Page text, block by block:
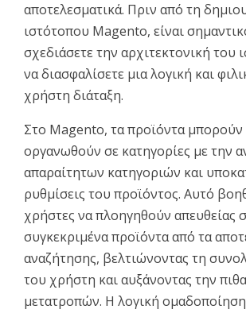
αποτελεσματικά. Πριν από τη
ιστότοπου Magento, είναι
σχεδιάσετε την αρχιτεκτονική του
να διασφαλίσετε μια λογική και
χρήστη διάταξη.
Στο Magento, τα προϊόντα μπορούν
οργανωθούν σε κατηγορίες με την
απαραίτητων κατηγοριών και
ρυθμίσεις του προϊόντος. Αυτό
χρήστες να πλοηγηθούν απευθείας
συγκεκριμένα προϊόντα από τα
αναζήτησης, βελτιώνοντας τη
του χρήστη και αυξάνοντας την
μετατροπών. Η λογική